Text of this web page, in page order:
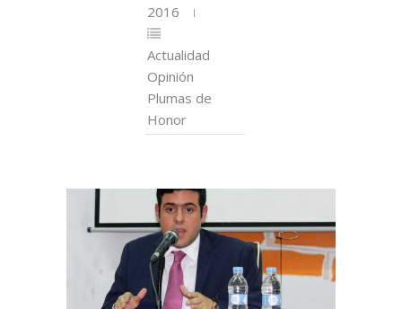
2016
Actualidad
Opinión
Plumas de
Honor